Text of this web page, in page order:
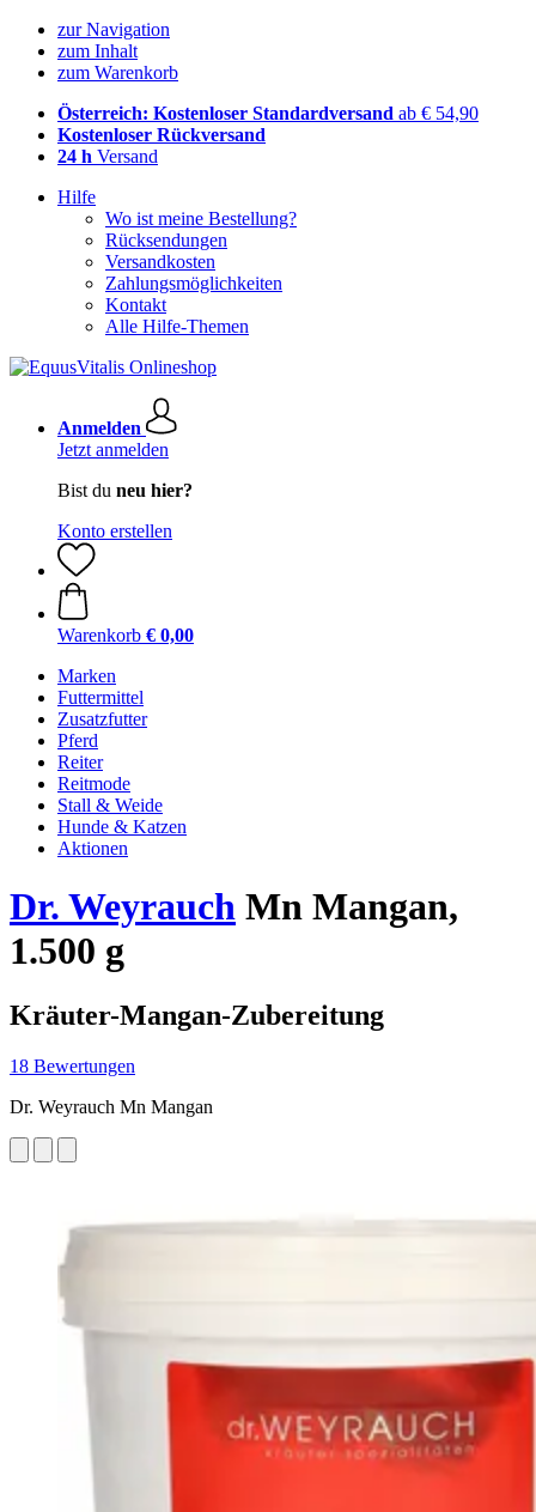
zur Navigation
zum Inhalt
zum Warenkorb
Österreich: Kostenloser Standardversand ab € 54,90
Kostenloser Rückversand
24 h Versand
Hilfe
Wo ist meine Bestellung?
Rücksendungen
Versandkosten
Zahlungsmöglichkeiten
Kontakt
Alle Hilfe-Themen
Anmelden
Jetzt anmelden
Bist du neu hier?
Konto erstellen
Warenkorb € 0,00
Marken
Futtermittel
Zusatzfutter
Pferd
Reiter
Reitmode
Stall & Weide
Hunde & Katzen
Aktionen
Dr. Weyrauch Mn Mangan,
1.500 g
Kräuter-Mangan-Zubereitung
18 Bewertungen
Dr. Weyrauch Mn Mangan